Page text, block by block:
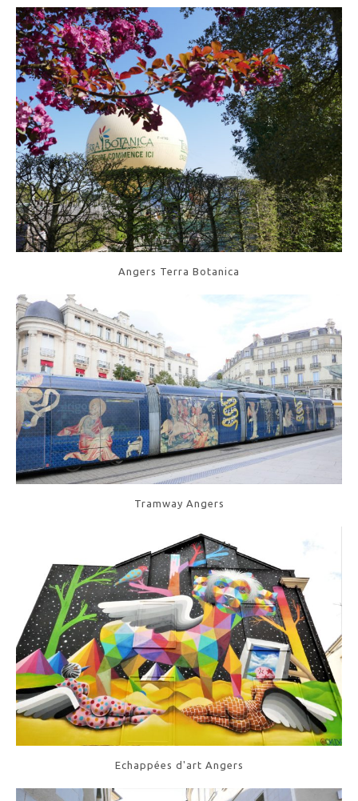
Angers Terra Botanica
Tramway Angers
Echappées d'art Angers